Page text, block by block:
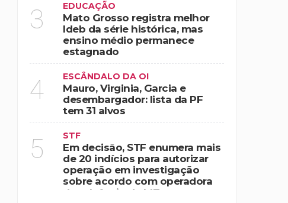
3 EDUCAÇÃO
Mato Grosso registra melhor
Ideb da série histórica, mas
ensino médio permanece
estagnado
4 ESCÂNDALO DA OI
Mauro, Virginia, Garcia e
desembargador: lista da PF
tem 31 alvos
5 STF
Em decisão, STF enumera mais
de 20 indícios para autorizar
operação em investigação
sobre acordo com operadora
de telefonia de MT